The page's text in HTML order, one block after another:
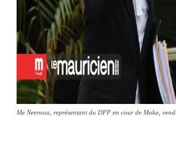
Me Neerooa, représentant du DPP en cour de Moka,